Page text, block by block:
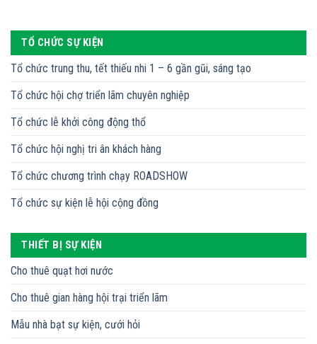
TỔ CHỨC SỰ KIỆN
Tổ chức trung thu, tết thiếu nhi 1 – 6 gần gũi, sáng tạo
Tổ chức hội chợ triển lãm chuyên nghiệp
Tổ chức lễ khởi công động thổ
Tổ chức hội nghị tri ân khách hàng
Tổ chức chương trình chạy ROADSHOW
Tổ chức sự kiện lễ hội cộng đồng
THIẾT BỊ SỰ KIỆN
Cho thuê quạt hơi nước
Cho thuê gian hàng hội trại triển lãm
Mẫu nhà bạt sự kiện, cưới hỏi